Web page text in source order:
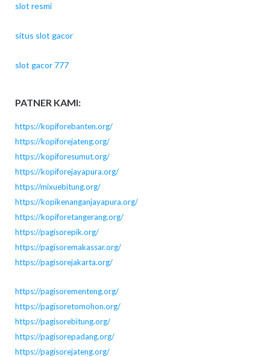
slot resmi
situs slot gacor
slot gacor 777
PATNER KAMI:
https://kopiforebanten.org/
https://kopiforejateng.org/
https://kopiforesumut.org/
https://kopiforejayapura.org/
https://mixuebitung.org/
https://kopikenanganjayapura.org/
https://kopiforetangerang.org/
https://pagisorepik.org/
https://pagisoremakassar.org/
https://pagisorejakarta.org/
https://pagisorementeng.org/
https://pagisoretomohon.org/
https://pagisorebitung.org/
https://pagisorepadang.org/
https://pagisorejateng.org/